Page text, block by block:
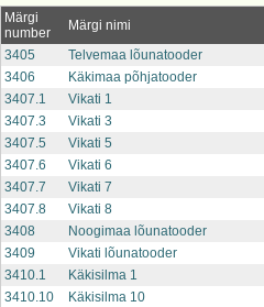
Märgi
number
Märgi nimi
3405
Telvemaa lõunatooder
3406
Käkimaa põhjatooder
3407.1
Vikati 1
3407.3
Vikati 3
3407.5
Vikati 5
3407.6
Vikati 6
3407.7
Vikati 7
3407.8
Vikati 8
3408
Noogimaa lõunatooder
3409
Vikati lõunatooder
3410.1
Käkisilma 1
3410.10
Käkisilma 10